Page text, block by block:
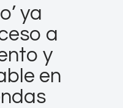
ya
a
y
en